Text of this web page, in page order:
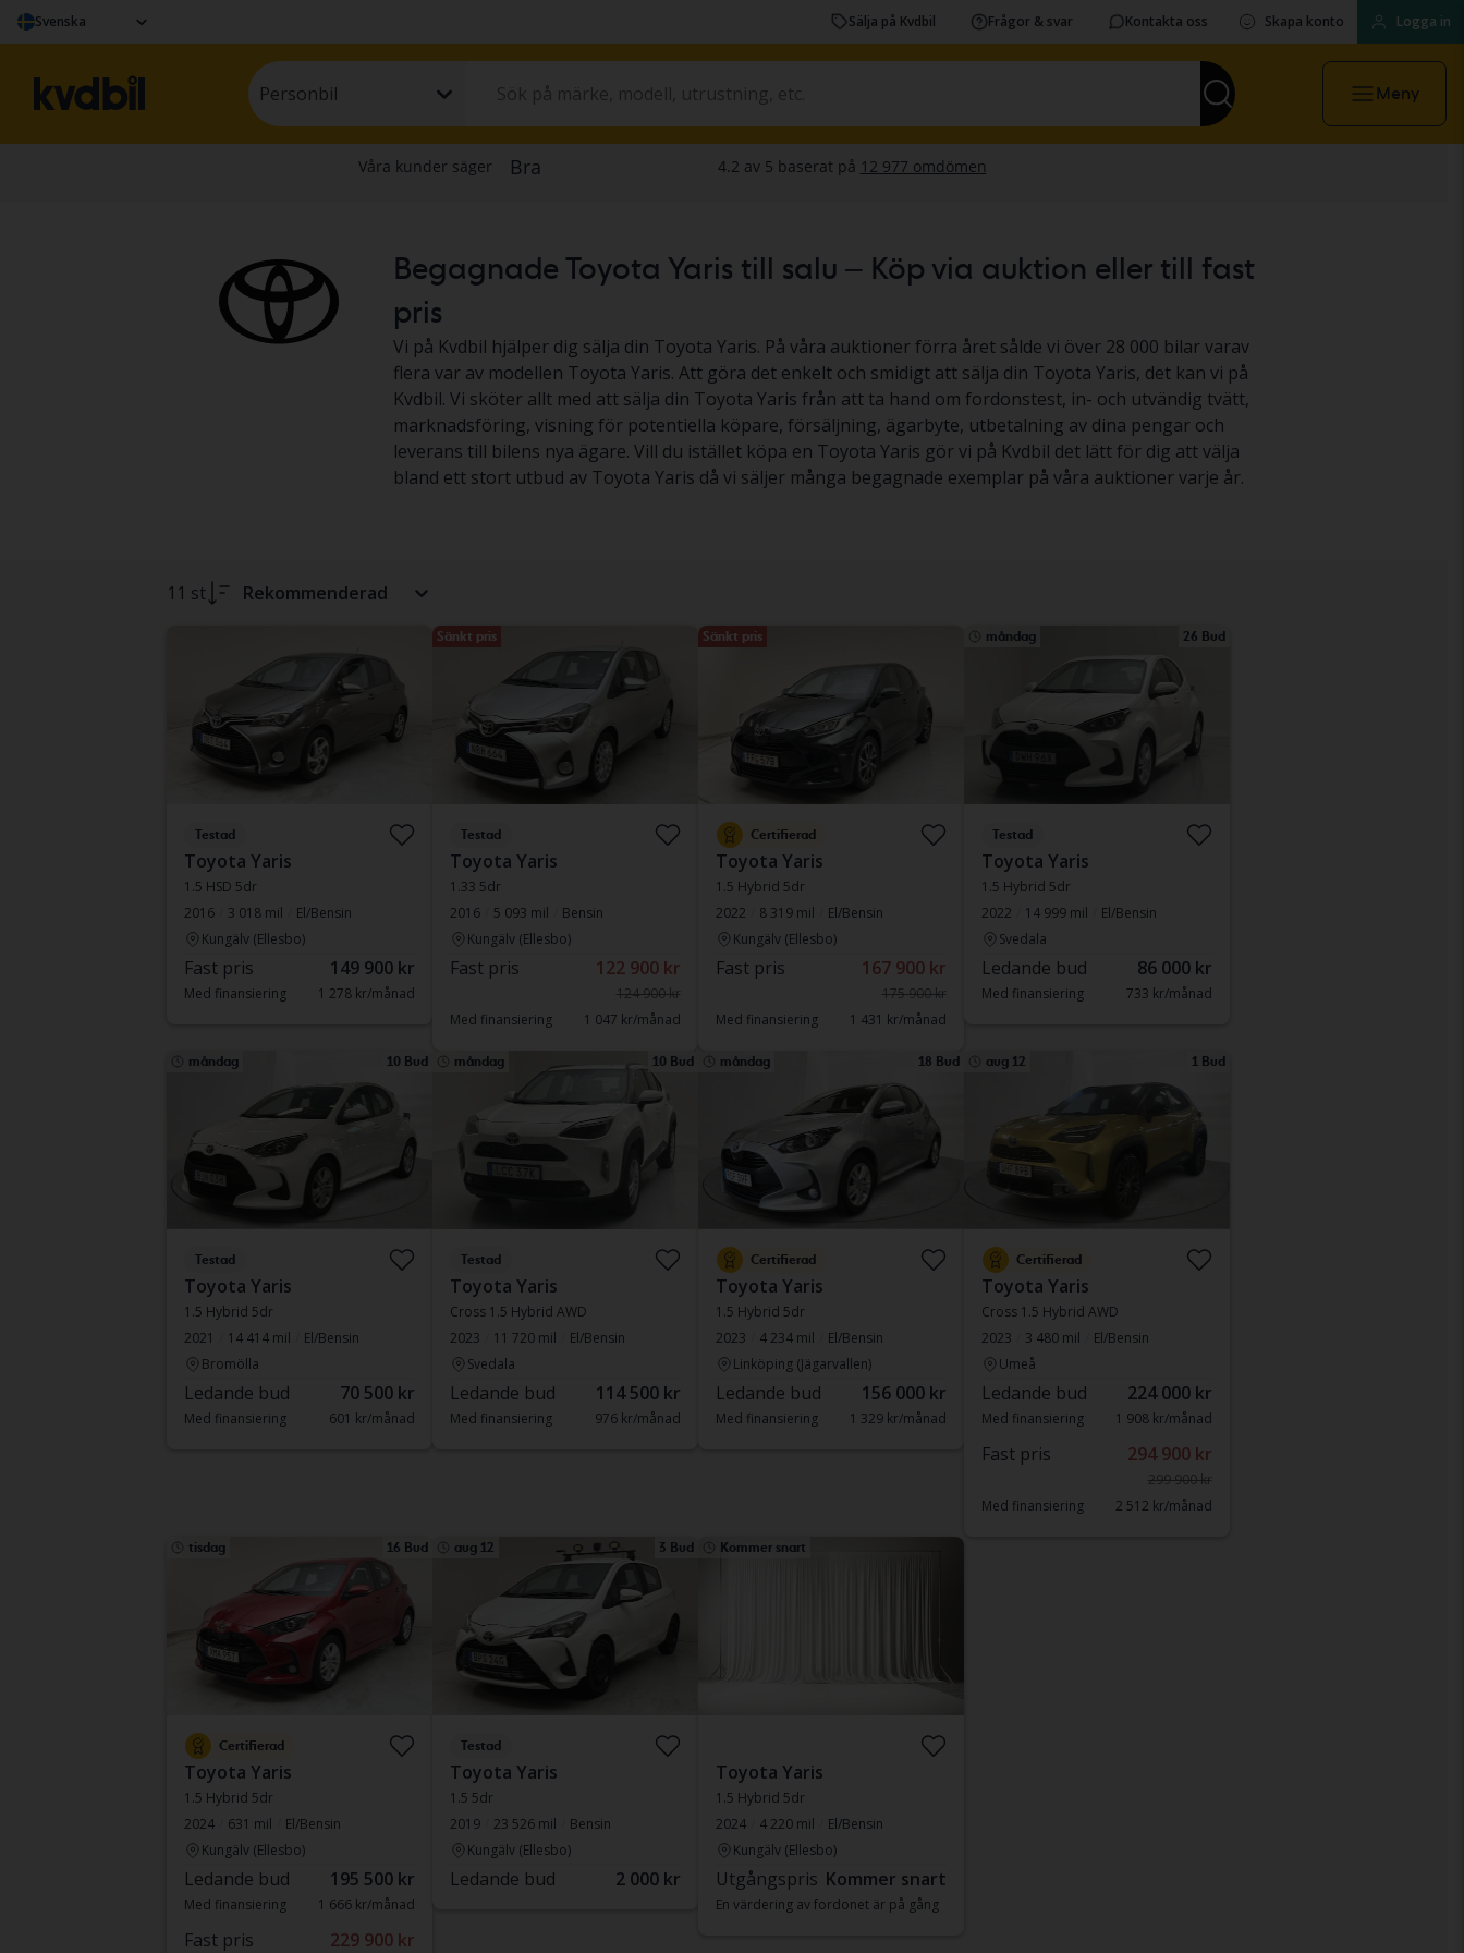
Svenska Sälja på Kvdbil Frågor & svar Kontakta oss Skapa konto Logga in
Personbil Meny
Begagnade Toyota Yaris till salu – Köp via auktion eller till fast
pris
Vi på Kvdbil hjälper dig sälja din Toyota Yaris. På våra auktioner förra året sålde vi över 28 000 bilar varav
flera var av modellen Toyota Yaris. Att göra det enkelt och smidigt att sälja din Toyota Yaris, det kan vi på
Kvdbil. Vi sköter allt med att sälja din Toyota Yaris från att ta hand om fordonstest, in- och utvändig tvätt,
marknadsföring, visning för potentiella köpare, försäljning, ägarbyte, utbetalning av dina pengar och
leverans till bilens nya ägare. Vill du istället köpa en Toyota Yaris gör vi på Kvdbil det lätt för dig att välja
bland ett stort utbud av Toyota Yaris då vi säljer många begagnade exemplar på våra auktioner varje år.
11 st Rekommenderad
Testad
Toyota Yaris
1.5 HSD 5dr
2016
3 018 mil
El/Bensin
Kungälv (Ellesbo)
Fast pris 149 900 kr
Med finansiering 1 278 kr/månad
Sänkt pris
Testad
Toyota Yaris
1.33 5dr
2016
5 093 mil
Bensin
Kungälv (Ellesbo)
Fast pris 122 900 kr
124 900 kr
Med finansiering
1 047 kr/månad
Sänkt pris
Certifierad
Toyota Yaris
1.5 Hybrid 5dr
2022
8 319 mil
El/Bensin
Kungälv (Ellesbo)
Fast pris 167 900 kr
175 900 kr
Med finansiering
1 431 kr/månad
måndag 26 Bud
Testad
Toyota Yaris
1.5 Hybrid 5dr
2022
14 999 mil
El/Bensin
Svedala
Ledande bud 86 000 kr
Med finansiering 733 kr/månad
måndag 10 Bud
Testad
Toyota Yaris
1.5 Hybrid 5dr
2021
14 414 mil
El/Bensin
Bromölla
Ledande bud 70 500 kr
Med finansiering 601 kr/månad
måndag 10 Bud
Testad
Toyota Yaris
Cross 1.5 Hybrid AWD
2023
11 720 mil
El/Bensin
Svedala
Ledande bud 114 500 kr
Med finansiering 976 kr/månad
måndag 18 Bud
Certifierad
Toyota Yaris
1.5 Hybrid 5dr
2023
4 234 mil
El/Bensin
Linköping (Jägarvallen)
Ledande bud 156 000 kr
Med finansiering 1 329 kr/månad
aug 12 1 Bud
Certifierad
Toyota Yaris
Cross 1.5 Hybrid AWD
2023
3 480 mil
El/Bensin
Umeå
Ledande bud 224 000 kr
Med finansiering 1 908 kr/månad
Fast pris 294 900 kr
299 900 kr
Med finansiering
2 512 kr/månad
tisdag 16 Bud
Certifierad
Toyota Yaris
1.5 Hybrid 5dr
2024
631 mil
El/Bensin
Kungälv (Ellesbo)
Ledande bud 195 500 kr
Med finansiering 1 666 kr/månad
Fast pris 229 900 kr
aug 12 3 Bud
Testad
Toyota Yaris
1.5 5dr
2019
23 526 mil
Bensin
Kungälv (Ellesbo)
Ledande bud 2 000 kr
Kommer snart
Toyota Yaris
1.5 Hybrid 5dr
2024
4 220 mil
El/Bensin
Kungälv (Ellesbo)
Utgångspris Kommer snart
En värdering av fordonet är på gång